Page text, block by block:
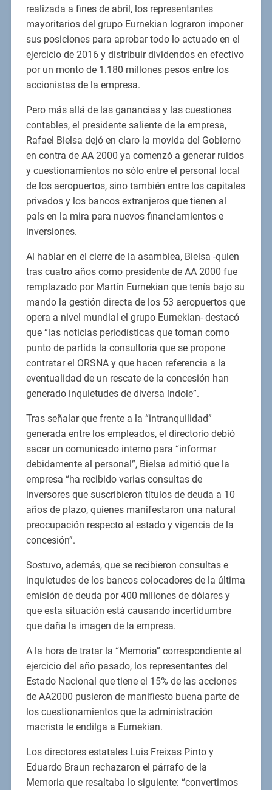
realizada a fines de abril, los representantes
mayoritarios del grupo Eurnekian lograron imponer
sus posiciones para aprobar todo lo actuado en el
ejercicio de 2016 y distribuir dividendos en efectivo
por un monto de 1.180 millones pesos entre los
accionistas de la empresa.
Pero más allá de las ganancias y las cuestiones
contables, el presidente saliente de la empresa,
Rafael Bielsa dejó en claro la movida del Gobierno
en contra de AA 2000 ya comenzó a generar ruidos
y cuestionamientos no sólo entre el personal local
de los aeropuertos, sino también entre los capitales
privados y los bancos extranjeros que tienen al
país en la mira para nuevos financiamientos e
inversiones.
Al hablar en el cierre de la asamblea, Bielsa -quien
tras cuatro años como presidente de AA 2000 fue
remplazado por Martín Eurnekian que tenía bajo su
mando la gestión directa de los 53 aeropuertos que
opera a nivel mundial el grupo Eurnekian- destacó
que “las noticias periodísticas que toman como
punto de partida la consultoría que se propone
contratar el ORSNA y que hacen referencia a la
eventualidad de un rescate de la concesión han
generado inquietudes de diversa índole”.
Tras señalar que frente a la “intranquilidad”
generada entre los empleados, el directorio debió
sacar un comunicado interno para “informar
debidamente al personal”, Bielsa admitió que la
empresa “ha recibido varias consultas de
inversores que suscribieron títulos de deuda a 10
años de plazo, quienes manifestaron una natural
preocupación respecto al estado y vigencia de la
concesión”.
Sostuvo, además, que se recibieron consultas e
inquietudes de los bancos colocadores de la última
emisión de deuda por 400 millones de dólares y
que esta situación está causando incertidumbre
que daña la imagen de la empresa.
A la hora de tratar la “Memoria” correspondiente al
ejercicio del año pasado, los representantes del
Estado Nacional que tiene el 15% de las acciones
de AA2000 pusieron de manifiesto buena parte de
los cuestionamientos que la administración
macrista le endilga a Eurnekian.
Los directores estatales Luis Freixas Pinto y
Eduardo Braun rechazaron el párrafo de la
Memoria que resaltaba lo siguiente: “convertimos